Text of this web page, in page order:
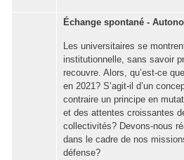
Échange spontané -
Les universitaires se
institutionnelle, sans savoir
recouvre. Alors, qu’est-ce
en 2021? S’agit-il d’un
contraire un principe en
et des attentes croissantes
collectivités? Devons-nous
dans le cadre de nos
défense?